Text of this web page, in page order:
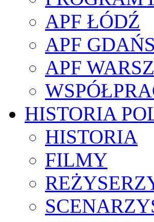
APF ŁÓDŹ
APF
APF
HISTORIA
HISTORIA
FILMY